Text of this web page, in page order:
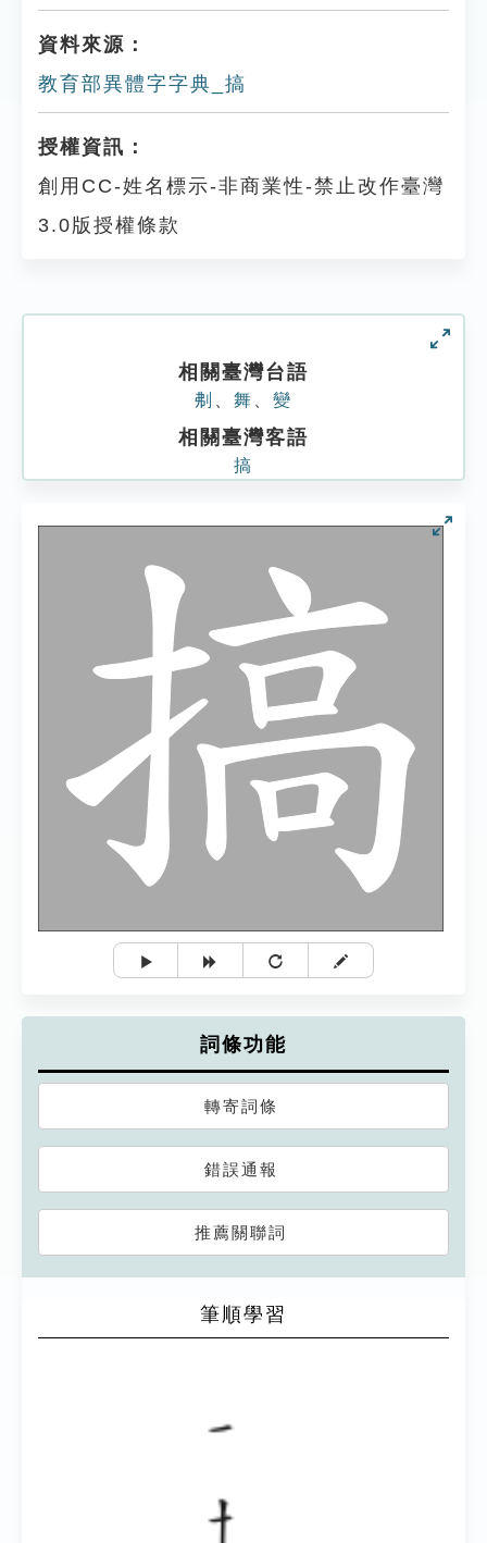
資料來源：
教育部異體字字典_搞
授權資訊：
創用CC-姓名標示-非商業性-禁止改作臺灣
3.0版授權條款
相關臺灣台語
刜 舞 變
相關臺灣客語
搞
詞條功能
轉寄詞條
錯誤通報
推薦關聯詞
筆順學習